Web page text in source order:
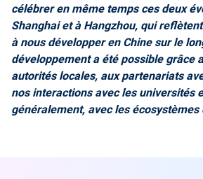
célébrer en même temps ces deux
Shanghai et à Hangzhou, qui
à nous développer en Chine sur le
développement a été possible grâce
autorités locales, aux partenariats
nos interactions avec les universités
généralement, avec les écosystèmes